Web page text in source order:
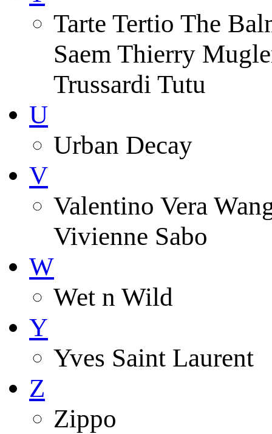
Tarte Tertio The
Saem Thierry
Trussardi Tutu
U
Urban Decay
V
Valentino Vera
Vivienne Sabo
W
Wet n Wild
Y
Yves Saint Laurent
Z
Zippo